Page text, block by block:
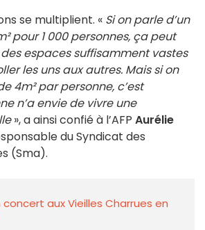
se multiplient. « Si on parle d’un
pour 1 000 personnes, ça peut
des espaces suffisamment vastes
les uns aux autres. Mais si on
4m² par personne, c’est
n’a envie de vivre une
», a ainsi confié à l’AFP Aurélie
du Syndicat des
(Sma).
concert aux Vieilles Charrues en